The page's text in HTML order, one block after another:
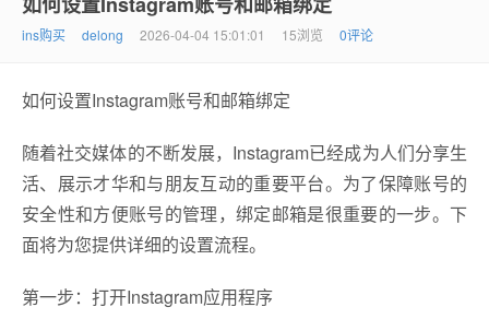
元,instagram小号批发渠道,ins账号批发网站
ins购买 delong 2026-04-04 15:01:01 15浏览 0评论
如何设置Instagram账号和邮箱绑定
随着社交媒体的不断发展，Instagram已经成为人们分享生
活、展示才华和与朋友互动的重要平台。为了保障账号的
安全性和方便账号的管理，绑定邮箱是很重要的一步。下
面将为您提供详细的设置流程。
第一步：打开Instagram应用程序